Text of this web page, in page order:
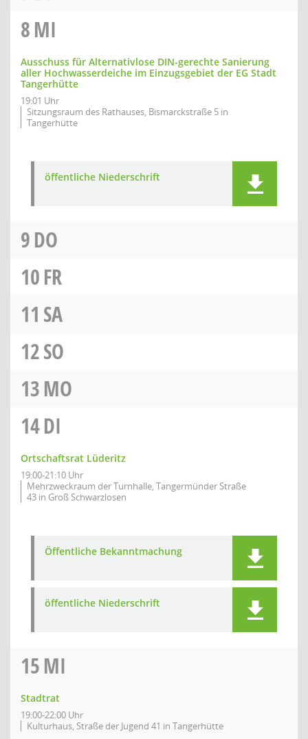
8MI
Ausschuss für Alternativlose DIN-gerechte Sanierung
aller Hochwasserdeiche im Einzugsgebiet der EG Stadt
Tangerhütte
19:01 Uhr
Sitzungsraum des Rathauses, Bismarckstraße 5 in
Tangerhütte
öffentliche Niederschrift
9DO
10FR
11 SA
12SO
13MO
14DI
Ortschaftsrat Lüderitz
19:00-21:10 Uhr
Mehrzweckraum der Turnhalle, Tangermünder Straße
43 in Groß Schwarzlosen
Öffentliche Bekanntmachung
öffentliche Niederschrift
15MI
Stadtrat
19:00-22:00 Uhr
Kulturhaus, Straße der Jugend 41 in Tangerhütte